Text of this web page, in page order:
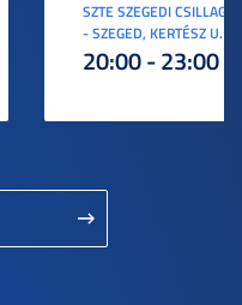
SZTE SZEGEDI
- SZEGED, KERTÉSZ U. 3.
20:00 - 23:00